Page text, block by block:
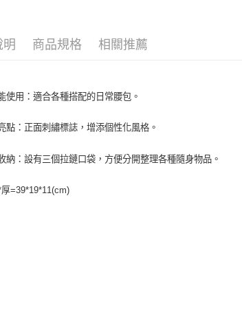
明 商品規格 相關推薦
使用：適合各種搭配的日常腰包。
點：正面刺繡標誌，增添個性化風格。
納：設有三個拉鏈口袋，方便分開整理各種隨身物品。
厚=39*19*11(cm)